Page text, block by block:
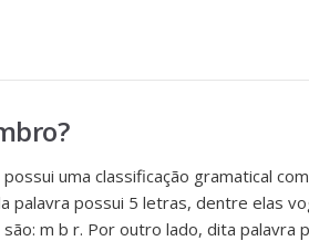
uma classificação gramatical
palavra possui 5 letras, dentre elas
m b r. Por outro lado, dita